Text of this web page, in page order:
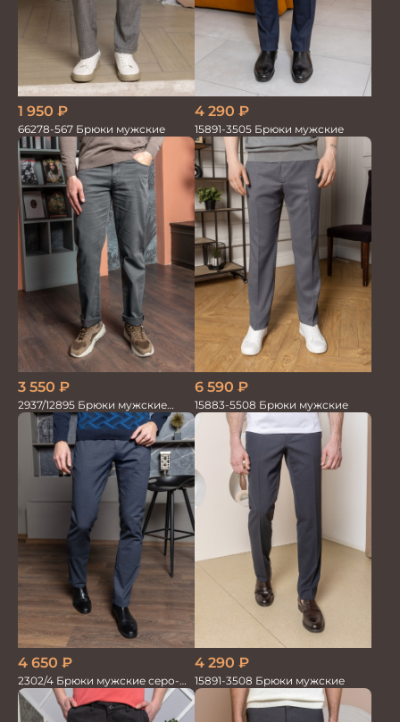
1 950 ₽
66278-567 Брюки мужские
4 290 ₽
15891-3505 Брюки мужские
3 550 ₽
2937/12895 Брюки мужские
RUBY серые
6 590 ₽
15883-5508 Брюки мужские
4 650 ₽
2302/4 Брюки мужские серо-
синие
4 290 ₽
15891-3508 Брюки мужские